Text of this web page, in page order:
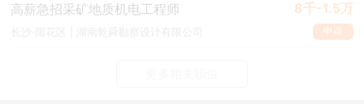
高薪急招采矿地质机电工程师 8千-1.5万
申请